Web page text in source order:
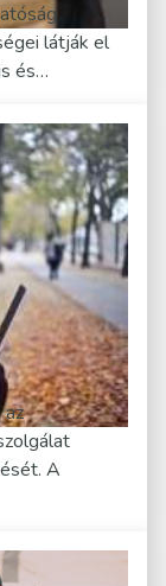
látják el
és…
A